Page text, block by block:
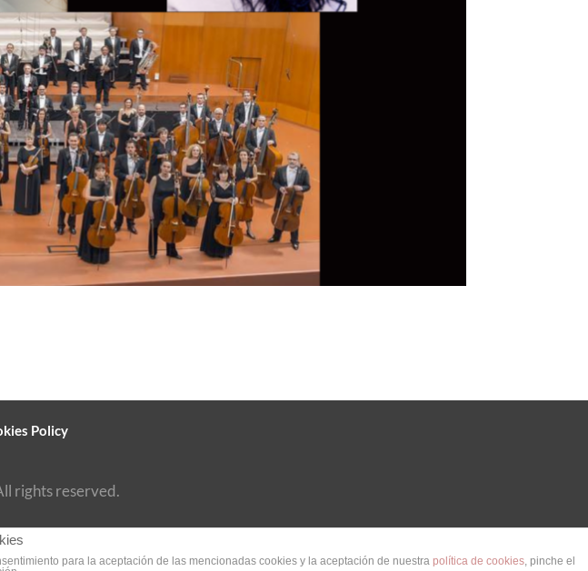
Policy
rights reserved.
para la aceptación de las mencionadas cookies y la aceptación de nuestra política de cookies, pinche el